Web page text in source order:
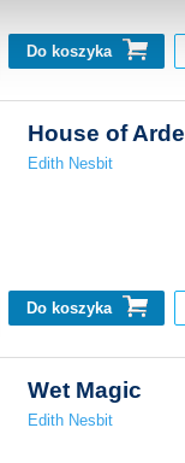
Do koszyka
House of
Edith Nesbit
Do koszyka
Wet Magic
Edith Nesbit